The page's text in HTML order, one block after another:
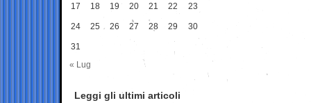
17 18 19 20 21 22 23
24 25 26 27 28 29 30
31
« Lug
Leggi gli ultimi articoli